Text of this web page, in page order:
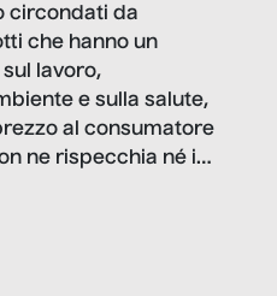
circondati da
che hanno un
lavoro,
e sulla salute,
al consumatore
ne rispecchia né il